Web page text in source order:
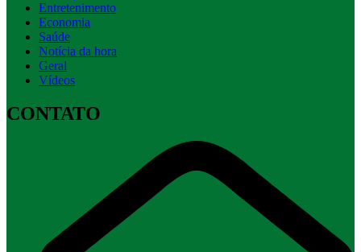
Entretenimento
Economia
Saúde
Notícia da hora
Geral
Vídeos
CONTATO